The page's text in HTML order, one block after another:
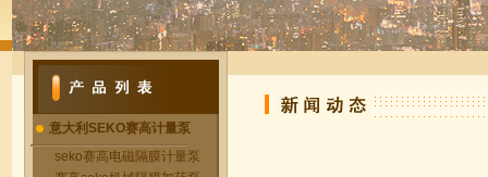
意大利SEKO赛高计量泵
seko赛高电磁隔膜计量泵